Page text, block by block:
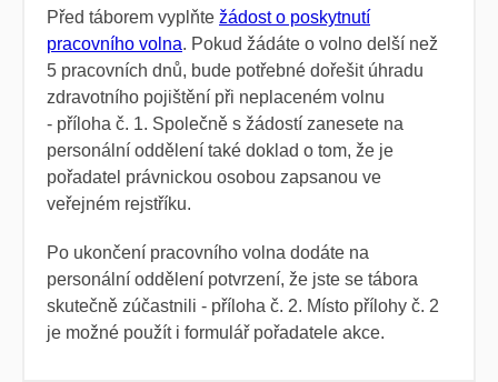
Před táborem vyplňte žádost o poskytnutí
pracovního volna. Pokud žádáte o volno delší než
5 pracovních dnů, bude potřebné dořešit úhradu
zdravotního pojištění při neplaceném volnu
- příloha č. 1. Společně s žádostí zanesete na
personální oddělení také doklad o tom, že je
pořadatel právnickou osobou zapsanou ve
veřejném rejstříku.
Po ukončení pracovního volna dodáte na
personální oddělení potvrzení, že jste se tábora
skutečně zúčastnili - příloha č. 2. Místo přílohy č. 2
je možné použít i formulář pořadatele akce.